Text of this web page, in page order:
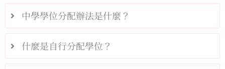
中學學位分配辦法是什麼？
什麼是自行分配學位？